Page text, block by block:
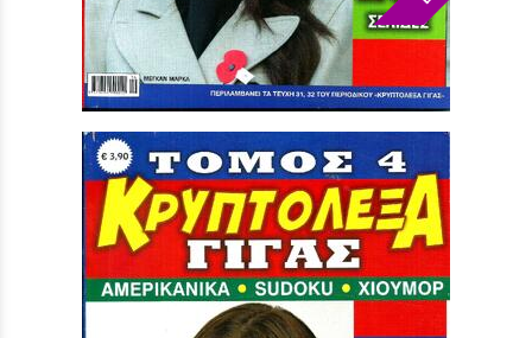
ΚΡΥΠΤΟΛΕΞΑ ΓΙΓΑΣ ΝΟ 16
Τιμή: 3,90 €